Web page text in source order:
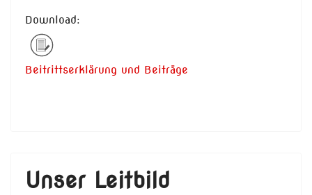
Download:
Beitrittserklärung und Beiträge
Unser Leitbild